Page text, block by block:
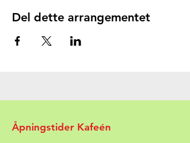
Del dette arrangementet
Åpningstider Kafeén